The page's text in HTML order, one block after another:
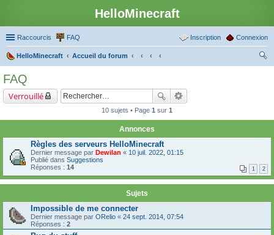
HelloMinecraft
Raccourcis FAQ Connexion
Inscription
HelloMinecraft
Accueil du forum
FAQ
Verrouillé
10 sujets • Page 1 sur 1
Annonces
Règles des serveurs HelloMinecraft
Dernier message par Dewilan « 10 juil. 2022, 01:15
Publié dans Suggestions
Réponses : 14 1 2
Sujets
Impossible de me connecter
Dernier message par ORelio « 24 sept. 2014, 07:54
Réponses : 2